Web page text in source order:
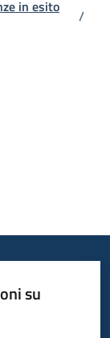
in esito
/
su